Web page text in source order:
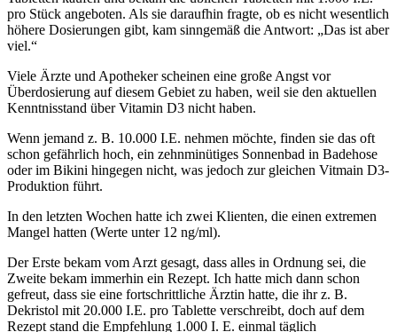
pro Stück angeboten. Als sie daraufhin fragte, ob es nicht wesentlich
höhere Dosierungen gibt, kam sinngemäß die Antwort: „Das ist aber
viel.“
Viele Ärzte und Apotheker scheinen eine große Angst vor
Überdosierung auf diesem Gebiet zu haben, weil sie den aktuellen
Kenntnisstand über Vitamin D3 nicht haben.
Wenn jemand z. B. 10.000 I.E. nehmen möchte, finden sie das oft
schon gefährlich hoch, ein zehnminütiges Sonnenbad in Badehose
oder im Bikini hingegen nicht, was jedoch zur gleichen Vitmain D3-
Produktion führt.
In den letzten Wochen hatte ich zwei Klienten, die einen extremen
Mangel hatten (Werte unter 12 ng/ml).
Der Erste bekam vom Arzt gesagt, dass alles in Ordnung sei, die
Zweite bekam immerhin ein Rezept. Ich hatte mich dann schon
gefreut, dass sie eine fortschrittliche Ärztin hatte, die ihr z. B.
Dekristol mit 20.000 I.E. pro Tablette verschreibt, doch auf dem
Rezept stand die Empfehlung 1.000 I. E. einmal täglich